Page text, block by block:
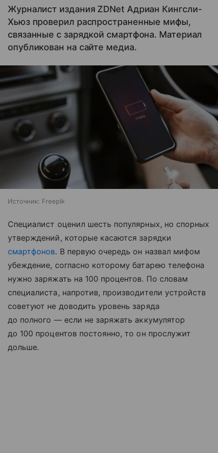
Журналист издания ZDNet Адриан Кингсли-
Хьюз проверил распространенные мифы,
связанные с зарядкой смартфона. Материал
опубликован на сайте медиа.
Источник: Freepik
Специалист оценил шесть популярных, но спорных
утверждений, которые касаются зарядки
смартфонов. В первую очередь он назвал мифом
убеждение, согласно которому батарею телефона
нужно заряжать на 100 процентов. По словам
специалиста, напротив, производители устройств
советуют не доводить уровень заряда
до полного — если не заряжать аккумулятор
до 100 процентов постоянно, то он прослужит
дольше.